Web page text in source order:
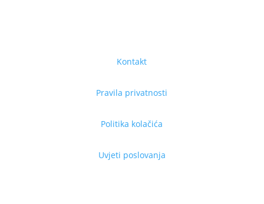
Kontakt
Pravila privatnosti
Politika kolačića
Uvjeti poslovanja